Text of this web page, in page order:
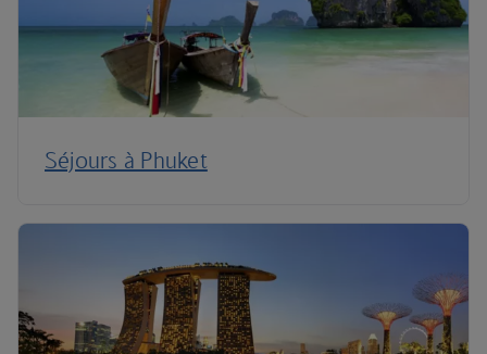
Séjours à Phuket